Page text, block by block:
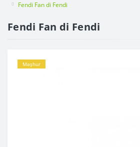
Fendi Fan di Fendi
Fendi Fan di Fendi
Məşhur